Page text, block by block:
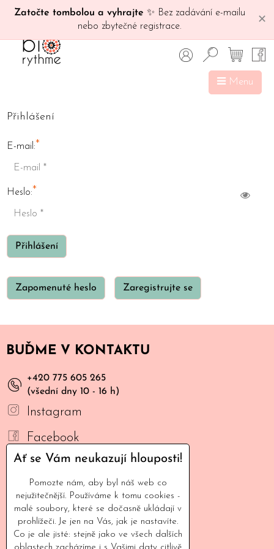
Zatočte tombolou a vyhrajte ✨ Bez zadávání e-mailu
nebo zbytečné registrace.
✕
Menu
Přihlášení
E-mail:*
Heslo:*
Přihlášení
Zapomenuté heslo Zaregistrujte se
BUĎME V KONTAKTU
+420 775 605 265
(všední dny 10 - 16 h)
Instagram
Facebook
YouTube
Mail
INFORMACE
Ať se Vám neukazují hlouposti!
Pomozte nám, aby byl náš web co
nejužitečnější. Používáme k tomu cookies -
malé soubory, které se dočasně ukládají v
prohlížeči. Je jen na Vás, jak je nastavíte.
Co je ale jisté: stejně jako ve všech dalších